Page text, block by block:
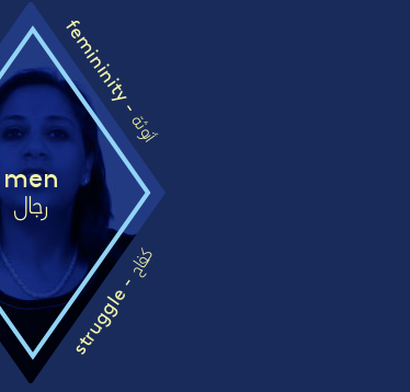
men
رجال
femininity -
أنوثة
struggle -
كفاح